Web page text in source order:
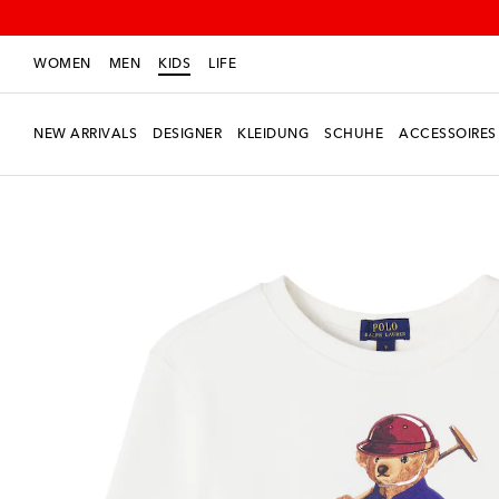
WOMEN MEN KIDS LIFE
NEW ARRIVALS DESIGNER KLEIDUNG SCHUHE ACCESSOIRES